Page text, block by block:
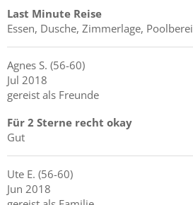
Last Minute Reise
Essen, Dusche, Zimmerlage,
Agnes S. (56-60)
Jul 2018
gereist als Freunde
Für 2 Sterne recht okay
Gut
Ute E. (56-60)
Jun 2018